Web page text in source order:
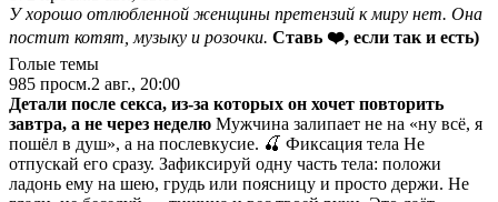
У хорошо отлюбленной женщины претензий к миру нет. Она
постит котят, музыку и розочки. Ставь ❤️, если так и есть)
Голые темы
985 просм.2 авг., 20:00
Детали после секса, из-за которых он хочет повторить
завтра, а не через неделю Мужчина залипает не на «ну всё, я
пошёл в душ», а на послевкусие. 🍒 Фиксация тела Не
отпускай его сразу. Зафиксируй одну часть тела: положи
ладонь ему на шею, грудь или поясницу и просто держи. Не